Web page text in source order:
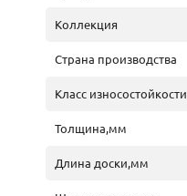
Коллекция
Страна производства
Класс износостойкости
Толщина,мм
Длина доски,мм